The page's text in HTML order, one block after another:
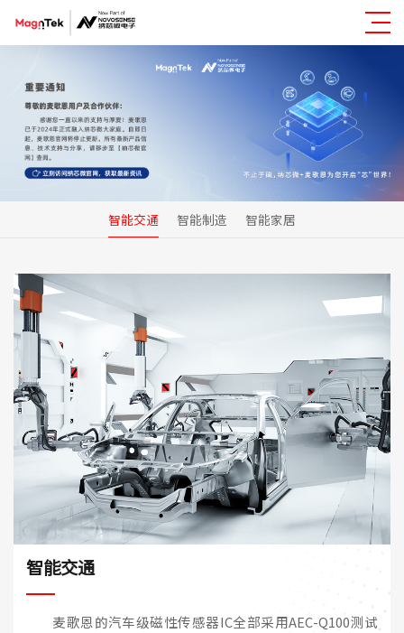
智能交通 智能制造 智能家居
智能交通
麦歌恩的汽车级磁性传感器IC全部采用AEC-Q100测试